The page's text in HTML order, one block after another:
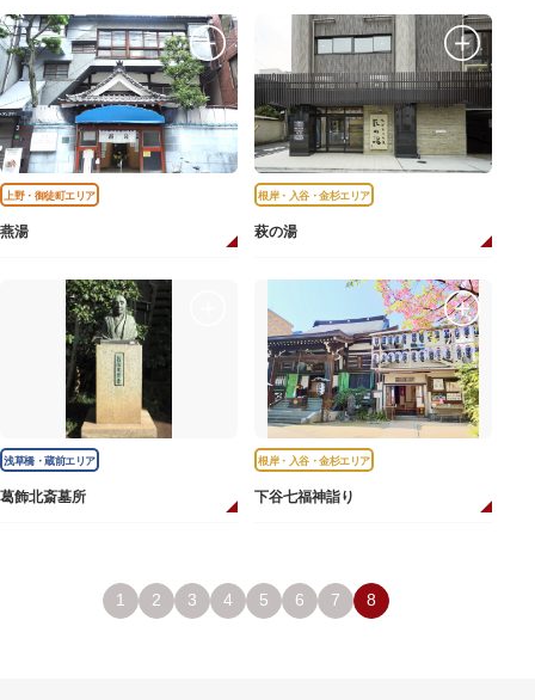
上野・御徒町エリア
燕湯
根岸・入谷・金杉エリア
萩の湯
浅草橋・蔵前エリア
葛飾北斎墓所
根岸・入谷・金杉エリア
下谷七福神詣り
1 2 3 4 5 6 7 8